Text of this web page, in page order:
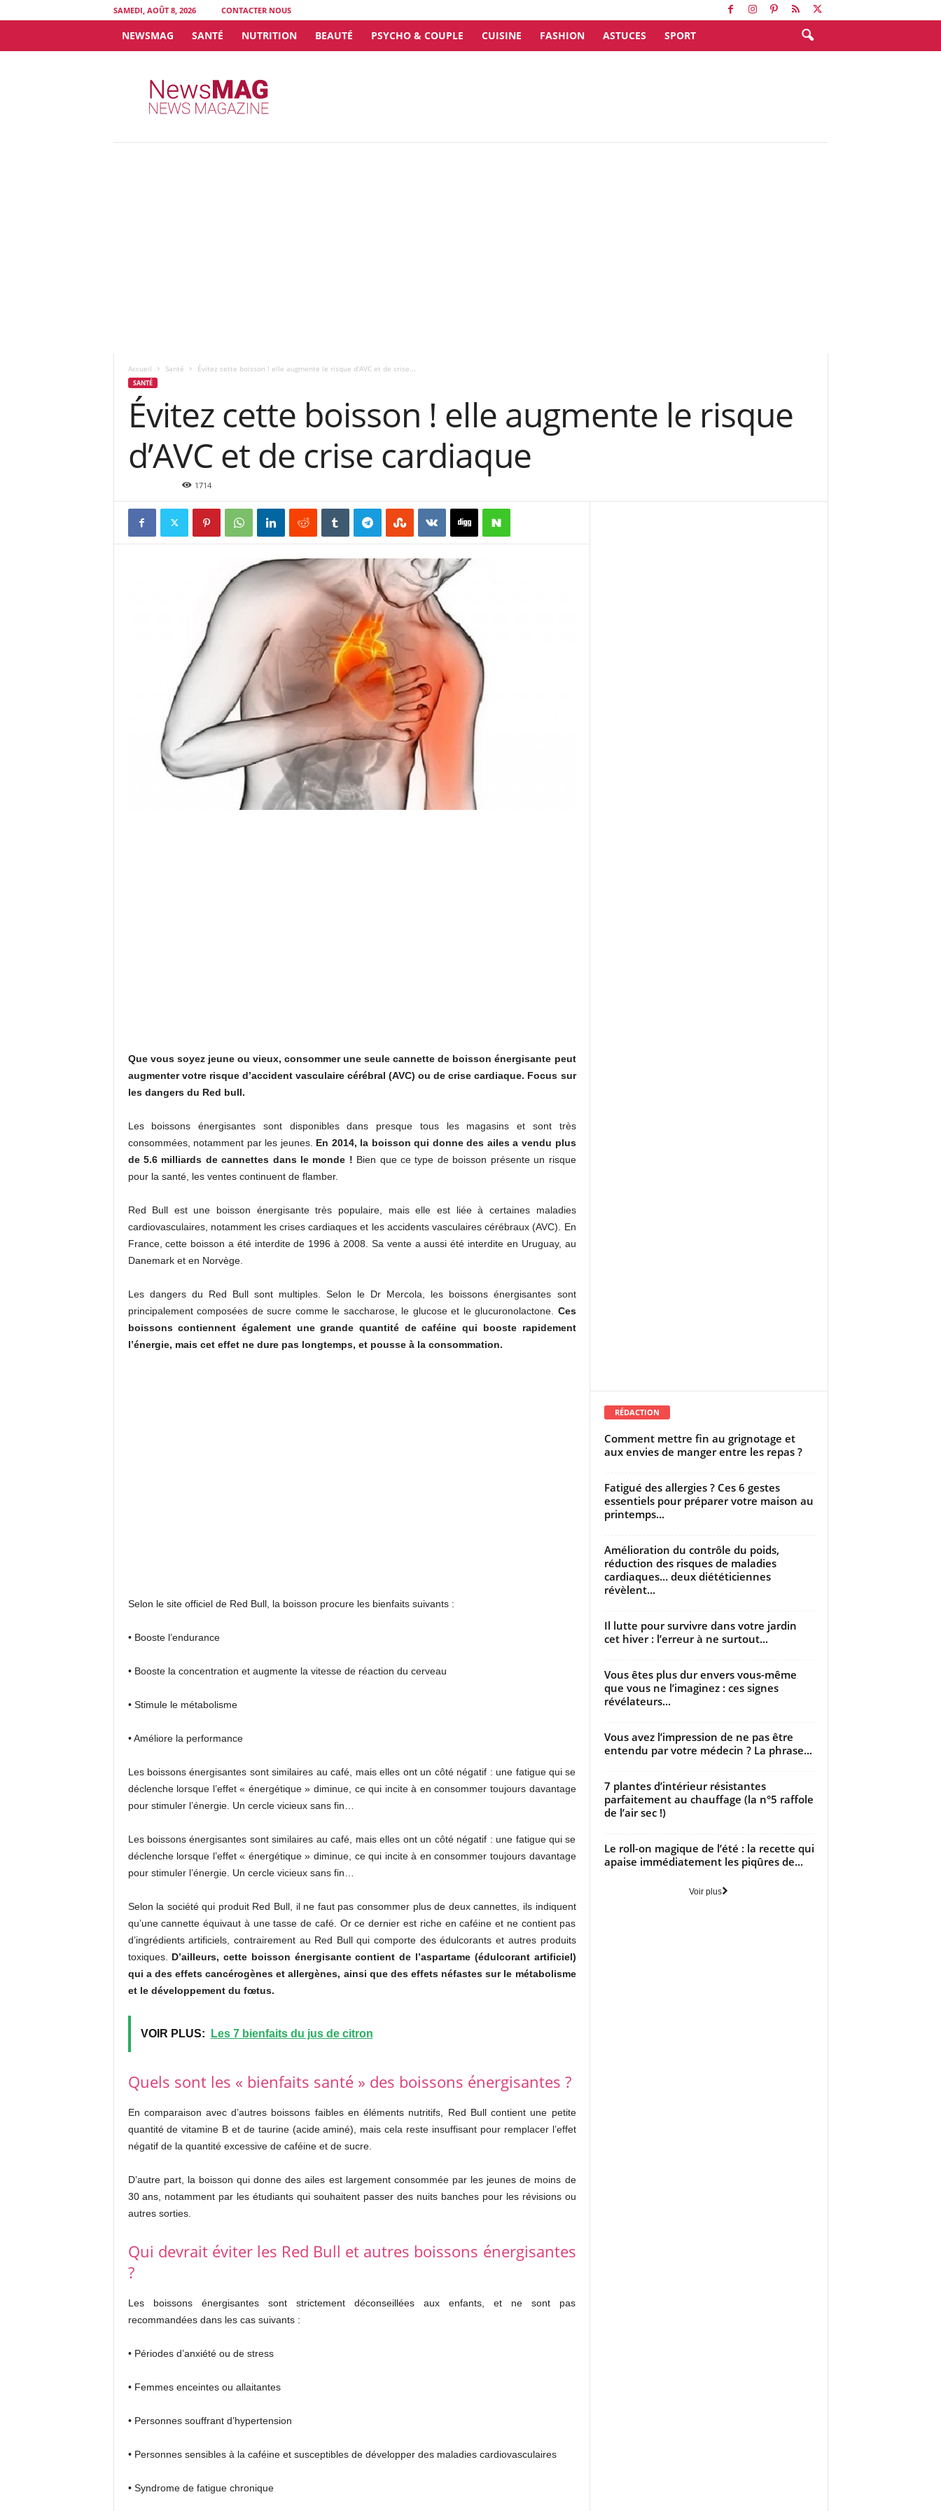
SAMEDI, AOÛT 8, 2026 CONTACTER NOUS
NEWSMAG SANTÉ NUTRITION BEAUTÉ PSYCHO & COUPLE CUISINE FASHION ASTUCES SPORT
Accueil Santé Évitez cette boisson ! elle augmente le risque d’AVC et de crise...
SANTÉ
Évitez cette boisson ! elle augmente le risque
d’AVC et de crise cardiaque
1714
Que vous soyez jeune ou vieux, consommer une seule cannette de boisson énergisante peut
augmenter votre risque d’accident vasculaire cérébral (AVC) ou de crise cardiaque. Focus sur
les dangers du Red bull.
Les boissons énergisantes sont disponibles dans presque tous les magasins et sont très
consommées, notamment par les jeunes. En 2014, la boisson qui donne des ailes a vendu plus
de 5.6 milliards de cannettes dans le monde ! Bien que ce type de boisson présente un risque
pour la santé, les ventes continuent de flamber.
Red Bull est une boisson énergisante très populaire, mais elle est liée à certaines maladies
cardiovasculaires, notamment les crises cardiaques et les accidents vasculaires cérébraux (AVC). En
France, cette boisson a été interdite de 1996 à 2008. Sa vente a aussi été interdite en Uruguay, au
Danemark et en Norvège.
Les dangers du Red Bull sont multiples. Selon le Dr Mercola, les boissons énergisantes sont
principalement composées de sucre comme le saccharose, le glucose et le glucuronolactone. Ces
boissons contiennent également une grande quantité de caféine qui booste rapidement
l’énergie, mais cet effet ne dure pas longtemps, et pousse à la consommation.
Selon le site officiel de Red Bull, la boisson procure les bienfaits suivants :
• Booste l’endurance
• Booste la concentration et augmente la vitesse de réaction du cerveau
• Stimule le métabolisme
• Améliore la performance
Les boissons énergisantes sont similaires au café, mais elles ont un côté négatif : une fatigue qui se
déclenche lorsque l’effet « énergétique » diminue, ce qui incite à en consommer toujours davantage
pour stimuler l’énergie. Un cercle vicieux sans fin…
Les boissons énergisantes sont similaires au café, mais elles ont un côté négatif : une fatigue qui se
déclenche lorsque l’effet « énergétique » diminue, ce qui incite à en consommer toujours davantage
pour stimuler l’énergie. Un cercle vicieux sans fin…
Selon la société qui produit Red Bull, il ne faut pas consommer plus de deux cannettes, ils indiquent
qu’une cannette équivaut à une tasse de café. Or ce dernier est riche en caféine et ne contient pas
d’ingrédients artificiels, contrairement au Red Bull qui comporte des édulcorants et autres produits
toxiques. D’ailleurs, cette boisson énergisante contient de l’aspartame (édulcorant artificiel)
qui a des effets cancérogènes et allergènes, ainsi que des effets néfastes sur le métabolisme
et le développement du fœtus.
VOIR PLUS: Les 7 bienfaits du jus de citron
Quels sont les « bienfaits santé » des boissons énergisantes ?
En comparaison avec d’autres boissons faibles en éléments nutritifs, Red Bull contient une petite
quantité de vitamine B et de taurine (acide aminé), mais cela reste insuffisant pour remplacer l’effet
négatif de la quantité excessive de caféine et de sucre.
D’autre part, la boisson qui donne des ailes est largement consommée par les jeunes de moins de
30 ans, notamment par les étudiants qui souhaitent passer des nuits banches pour les révisions ou
autres sorties.
Qui devrait éviter les Red Bull et autres boissons énergisantes
?
Les boissons énergisantes sont strictement déconseillées aux enfants, et ne sont pas
recommandées dans les cas suivants :
• Périodes d’anxiété ou de stress
• Femmes enceintes ou allaitantes
• Personnes souffrant d’hypertension
• Personnes sensibles à la caféine et susceptibles de développer des maladies cardiovasculaires
• Syndrome de fatigue chronique
RÉDACTION
Comment mettre fin au grignotage et
aux envies de manger entre les repas ?
Fatigué des allergies ? Ces 6 gestes
essentiels pour préparer votre maison au
printemps...
Amélioration du contrôle du poids,
réduction des risques de maladies
cardiaques… deux diététiciennes
révèlent...
Il lutte pour survivre dans votre jardin
cet hiver : l’erreur à ne surtout...
Vous êtes plus dur envers vous-même
que vous ne l’imaginez : ces signes
révélateurs...
Vous avez l’impression de ne pas être
entendu par votre médecin ? La phrase...
7 plantes d’intérieur résistantes
parfaitement au chauffage (la n°5 raffole
de l’air sec !)
Le roll-on magique de l’été : la recette qui
apaise immédiatement les piqûres de...
Voir plus